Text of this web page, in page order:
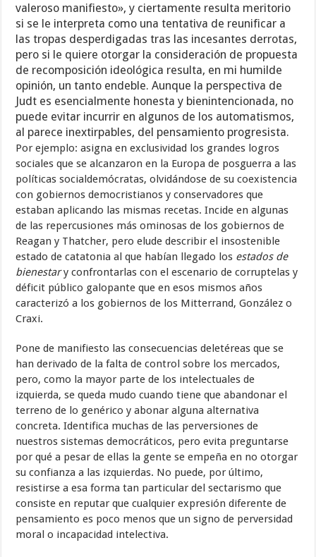
valeroso manifiesto», y ciertamente resulta meritorio
si se le interpreta como una tentativa de reunificar a
las tropas desperdigadas tras las incesantes derrotas,
pero si le quiere otorgar la consideración de propuesta
de recomposición ideológica resulta, en mi humilde
opinión, un tanto endeble. Aunque la perspectiva de
Judt es esencialmente honesta y bienintencionada, no
puede evitar incurrir en algunos de los automatismos,
al parece inextirpables, del pensamiento progresista.
Por ejemplo: asigna en exclusividad los grandes logros
sociales que se alcanzaron en la Europa de posguerra a las
políticas socialdemócratas, olvidándose de su coexistencia
con gobiernos democristianos y conservadores que
estaban aplicando las mismas recetas. Incide en algunas
de las repercusiones más ominosas de los gobiernos de
Reagan y Thatcher, pero elude describir el insostenible
estado de catatonia al que habían llegado los estados de
bienestary confrontarlas con el escenario de corruptelas y
déficit público galopante que en esos mismos años
caracterizó a los gobiernos de los Mitterrand, González o
Craxi.
Pone de manifiesto las consecuencias deletéreas que se
han derivado de la falta de control sobre los mercados,
pero, como la mayor parte de los intelectuales de
izquierda, se queda mudo cuando tiene que abandonar el
terreno de lo genérico y abonar alguna alternativa
concreta. Identifica muchas de las perversiones de
nuestros sistemas democráticos, pero evita preguntarse
por qué a pesar de ellas la gente se empeña en no otorgar
su confianza a las izquierdas. No puede, por último,
resistirse a esa forma tan particular del sectarismo que
consiste en reputar que cualquier expresión diferente de
pensamiento es poco menos que un signo de perversidad
moral o incapacidad intelectiva.